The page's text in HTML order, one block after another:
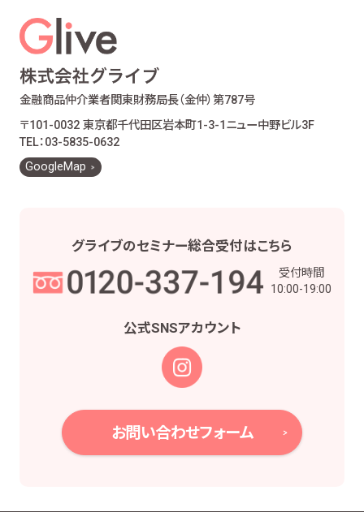
供の妥当性を判断するため
お客様ご本人であること又はご本人の代理人で
あることを確認するため
お客様に対し、お取引結果、お預り残高などの報
お客様とのお取引に関する事務を行うため
お客様との契約や法律等に基づく権利の行使や
義務の履行のため
ため
一部について委託された場合等において、委託
お取引先との打合せ、情報提供・連絡、お取引先
の皆様から委託された業務の遂行等を行うため
当社株主様及び当社株式の管理業務、株主様又
は会社による権利の行使・義務の履行、及び法
令に基づく書面・記録・データの作成のため
役職員の給与の計算・支払、人事管理業務のた
め
金融商品仲介業者関東財務局長（金仲）第787号
〒101-0032 東京都千代田区岩本町1-3-1 ニュー中野ビル3F
TEL：03-5835-0632
GoogleMap
グライブのセミナー総合受付はこちら
受付時間
10:00-19:00
公式SNSアカウント
お問い合わせフォーム